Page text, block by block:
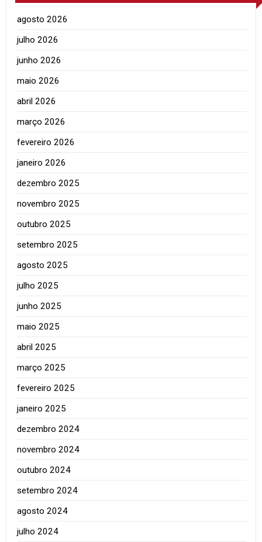
agosto 2026
julho 2026
junho 2026
maio 2026
abril 2026
março 2026
fevereiro 2026
janeiro 2026
dezembro 2025
novembro 2025
outubro 2025
setembro 2025
agosto 2025
julho 2025
junho 2025
maio 2025
abril 2025
março 2025
fevereiro 2025
janeiro 2025
dezembro 2024
novembro 2024
outubro 2024
setembro 2024
agosto 2024
julho 2024